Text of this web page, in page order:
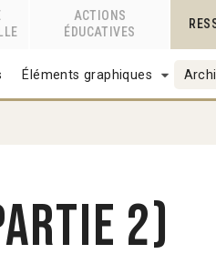
ACTIONS
ÉDUCATIVES
Éléments graphiques
2)